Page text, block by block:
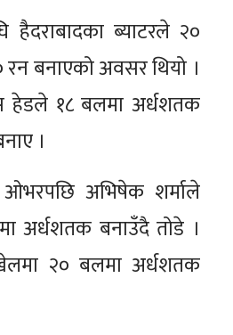
ब्याटरले २०
बनाएको अवसर थियो ।
हेडले १८ बलमा अर्धशतक
।
अभिषेक शर्माले
अर्धशतक बनाउँदै तोडे ।
२० बलमा अर्धशतक